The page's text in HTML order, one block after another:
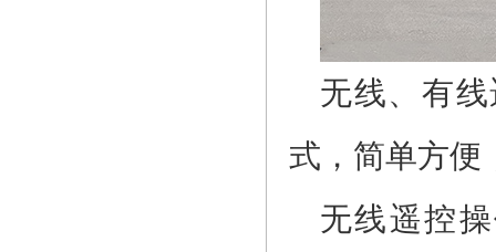
无线、有
式，简单方便
无线遥控